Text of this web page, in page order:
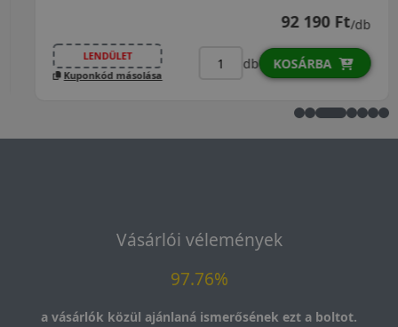
92 190 Ft/db
LENDÜLET
Kuponkód másolása
db KOSÁRBA
Vásárlói vélemények
97.76%
a vásárlók közül ajánlaná ismerősének ezt a boltot.